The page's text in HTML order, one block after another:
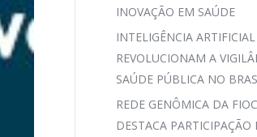
INOVAÇÃO EM SAÚDE
INTELIGÊNCIA
REVOLUCIONAM A
SAÚDE PÚBLICA NO
REDE GENÔMICA DA
DESTACA PARTICIPAÇÃO